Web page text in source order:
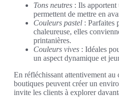
Tons neutres : Ils apportent
permettent de mettre en
Couleurs pastel : Parfaites
chaleureuse, elles
printanières.
Couleurs vives : Idéales
un aspect dynamique et
En réfléchissant attentivement au
boutiques peuvent créer un
invite les clients à explorer